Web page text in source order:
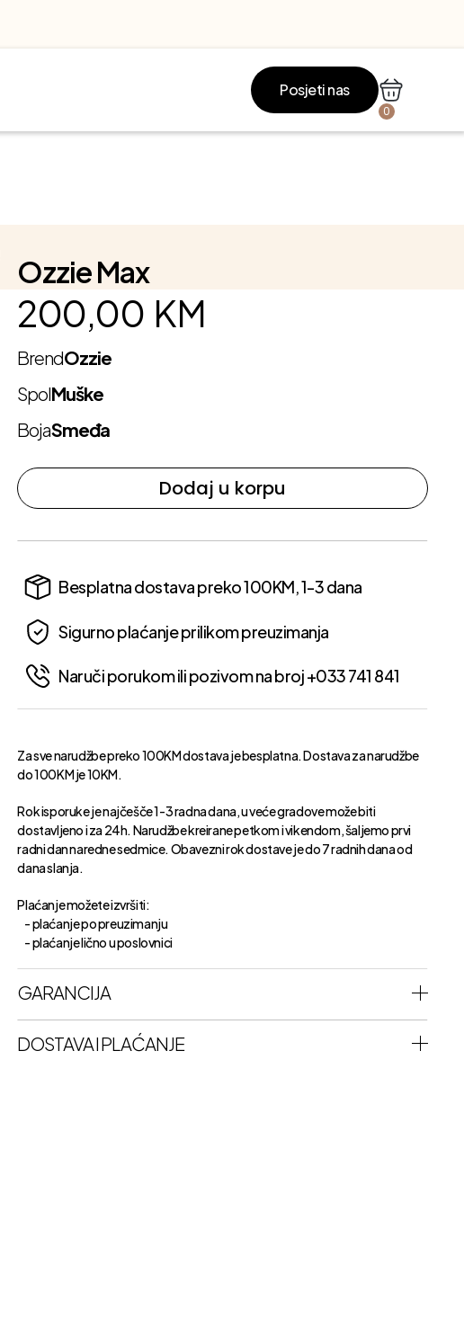
Posjeti nas
0
Ozzie Max
200,00 KM
BrendOzzie
SpolMuške
BojaSmeđa
Dodaj u korpu
Besplatna dostava preko 100KM, 1-3 dana
Sigurno plaćanje prilikom preuzimanja
Naruči porukom ili pozivom na broj +033 741 841
Za sve narudžbe preko 100KM dostava je besplatna. Dostava za narudžbe
do 100KM je 10KM.
Rok isporuke je najčešče 1-3 radna dana, u veće gradove može biti
dostavljeno i za 24h. Narudžbe kreirane petkom i vikendom, šaljemo prvi
radni dan naredne sedmice. Obavezni rok dostave je do 7 radnih dana od
dana slanja.
Plaćanje možete izvršiti:
- plaćanje po preuzimanju
- plaćanje lično u poslovnici
GARANCIJA
DOSTAVA I PLAĆANJE